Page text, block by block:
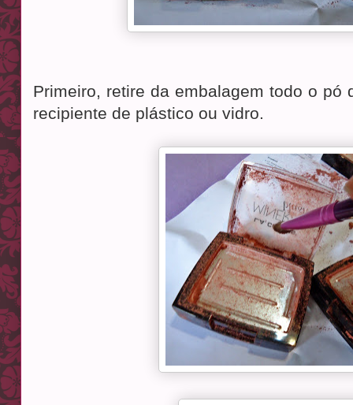
Primeiro, retire da embalagem todo o pó
recipiente de plástico ou vidro.